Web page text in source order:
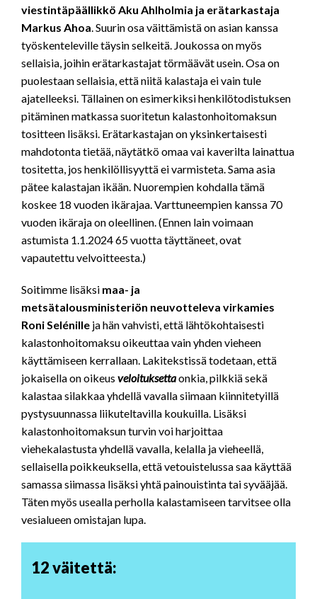
viestintäpäällikkö Aku Ahlholmia ja erätarkastaja
Markus Ahoa. Suurin osa väittämistä on asian kanssa
työskenteleville täysin selkeitä. Joukossa on myös
sellaisia, joihin erätarkastajat törmäävät usein. Osa on
puolestaan sellaisia, että niitä kalastaja ei vain tule
ajatelleeksi. Tällainen on esimerkiksi henkilötodistuksen
pitäminen matkassa suoritetun kalastonhoitomaksun
tositteen lisäksi. Erätarkastajan on yksinkertaisesti
mahdotonta tietää, näytätkö omaa vai kaverilta lainattua
tositetta, jos henkilöllisyyttä ei varmisteta. Sama asia
pätee kalastajan ikään. Nuorempien kohdalla tämä
koskee 18 vuoden ikärajaa. Varttuneempien kanssa 70
vuoden ikäraja on oleellinen. (Ennen lain voimaan
astumista 1.1.2024 65 vuotta täyttäneet, ovat
vapautettu velvoitteesta.)
Soitimme lisäksi maa- ja
metsätalousministeriön neuvotteleva virkamies
Roni Selénille ja hän vahvisti, että lähtökohtaisesti
kalastonhoitomaksu oikeuttaa vain yhden vieheen
käyttämiseen kerrallaan. Lakitekstissä todetaan, että
jokaisella on oikeus veloituksettaonkia, pilkkiä sekä
kalastaa silakkaa yhdellä vavalla siimaan kiinnitetyillä
pystysuunnassa liikuteltavilla koukuilla. Lisäksi
kalastonhoitomaksun turvin voi harjoittaa
viehekalastusta yhdellä vavalla, kelalla ja vieheellä,
sellaisella poikkeuksella, että vetouistelussa saa käyttää
samassa siimassa lisäksi yhtä painouistinta tai syvääjää.
Täten myös usealla perholla kalastamiseen tarvitsee olla
vesialueen omistajan lupa.
12 väitettä: